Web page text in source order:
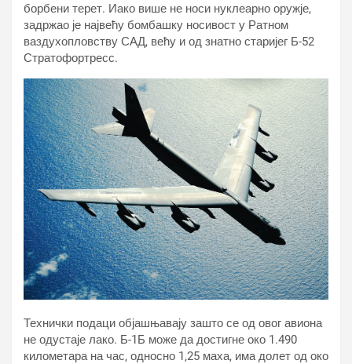
борбени терет. Иако више не носи нуклеарно оружје,
задржао је највећу бомбашку носивост у Ратном
ваздухопловству САД, већу и од знатно старијег Б-52
Стратофортресс.
Технички подаци објашњавају зашто се од овог авиона
не одустаје лако. Б-1Б може да достигне око 1.490
километара на час, односно 1,25 маха, има долет од око